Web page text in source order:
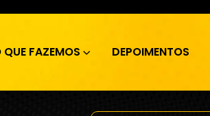
QUE FAZEMOS DEPOIMENTOS